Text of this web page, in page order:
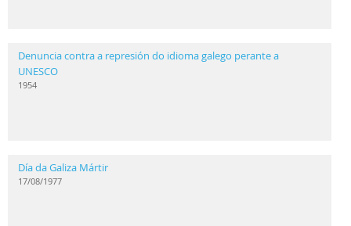
Denuncia contra a represión do idioma galego perante a
UNESCO
1954
Día da Galiza Mártir
17/08/1977